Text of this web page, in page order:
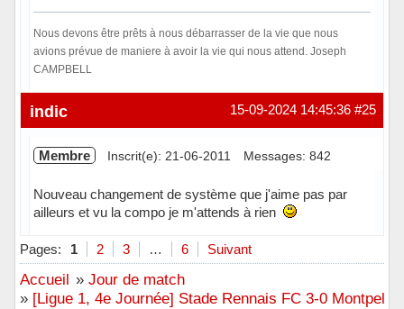
Nous devons être prêts à nous débarrasser de la vie que nous
avions prévue de maniere à avoir la vie qui nous attend. Joseph
CAMPBELL
Hors ligne #25
15-09-2024 14:45:36
indic
Membre Inscrit(e): 21-06-2011 Messages: 842
Nouveau changement de système que j'aime pas par
ailleurs et vu la compo je m'attends à rien
Hors ligne
Pages: 1 2 3 … 6 Suivant
Accueil » Jour de match
» [Ligue 1, 4e Journée] Stade Rennais FC 3-0